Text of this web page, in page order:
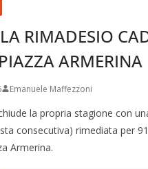
RIMADESIO
ARMERINA
Emanuele Maffezzoni
la propria stagione con
consecutiva) rimediata per
Armerina.